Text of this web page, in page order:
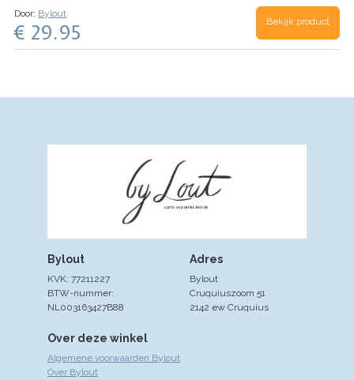
dit setje niet alleen stijl maar ook comfort voor de
Door: Bylout
€ 29.95 Bekijk product
Over deze winkel
Algemene voorwaarden Bylout
Over Bylout
Adres
Bylout
Cruquiuszoom 51
2142 ew Cruquius
Bylout
KVK: 77211227
BTW-nummer:
NL003163427B88